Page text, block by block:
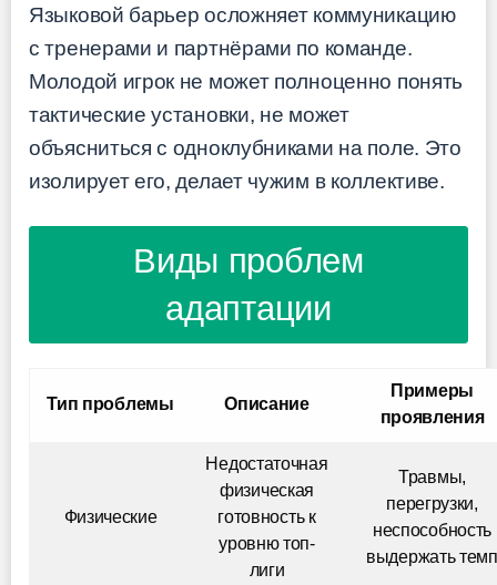
Языковой барьер осложняет коммуникацию
с тренерами и партнёрами по команде.
Молодой игрок не может полноценно понять
тактические установки, не может
объясниться с одноклубниками на поле. Это
изолирует его, делает чужим в коллективе.
Виды проблем
адаптации
Тип проблемы Описание
Примеры
проявления
Физические
Недостаточная
физическая
готовность к
уровню топ-
лиги
Травмы,
перегрузки,
неспособность
выдержать темп